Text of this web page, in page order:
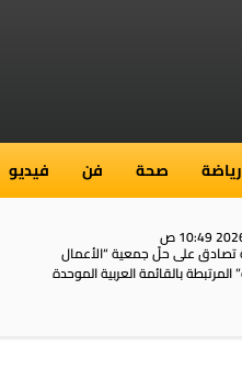
رياضة صحة فن فيديو
ص
تصادق على حلّ جمعية “الأعمال
المرتبطة بالقائمة العربية الموحدة